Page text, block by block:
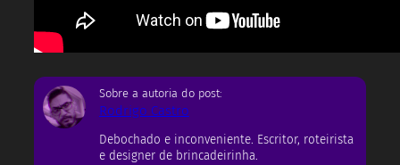
Sobre a autoria do post:
Rodrigo Castro
Debochado e inconveniente. Escritor, roteirista
e designer de brincadeirinha.